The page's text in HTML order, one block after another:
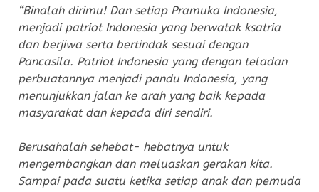
“Binalah dirimu! Dan setiap Pramuka Indonesia,
menjadi patriot Indonesia yang berwatak ksatria
dan berjiwa serta bertindak sesuai dengan
Pancasila. Patriot Indonesia yang dengan teladan
perbuatannya menjadi pandu Indonesia, yang
menunjukkan jalan ke arah yang baik kepada
masyarakat dan kepada diri sendiri.
Berusahalah sehebat- hebatnya untuk
mengembangkan dan meluaskan gerakan kita.
Sampai pada suatu ketika setiap anak dan pemuda